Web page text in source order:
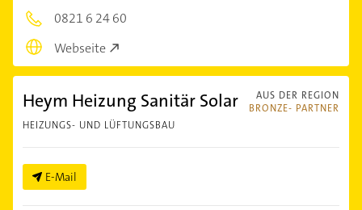
0821 6 24 60
Webseite
AUS DER REGION
BRONZE- PARTNER
Heym Heizung Sanitär Solar
HEIZUNGS- UND LÜFTUNGSBAU
E-Mail